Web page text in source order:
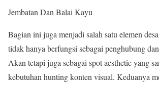
Jembatan Dan Balai Kayu
Bagian ini juga menjadi salah satu elemen
tidak hanya berfungsi sebagai penghubung
Akan tetapi juga sebagai spot aesthetic yang
kebutuhan hunting konten visual. Keduanya